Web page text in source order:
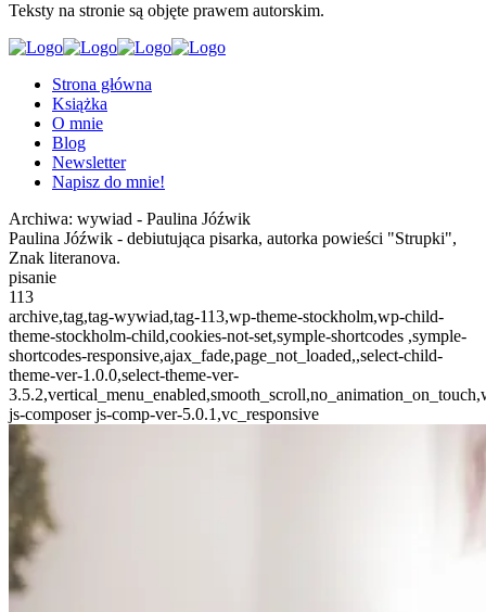
Teksty na stronie są objęte prawem autorskim.
Strona główna
Książka
O mnie
Blog
Newsletter
Napisz do mnie!
Archiwa: wywiad - Paulina Jóźwik
Paulina Jóźwik - debiutująca pisarka, autorka powieści "Strupki",
Znak literanova.
pisanie
113
archive,tag,tag-wywiad,tag-113,wp-theme-stockholm,wp-child-
theme-stockholm-child,cookies-not-set,symple-shortcodes ,symple-
shortcodes-responsive,ajax_fade,page_not_loaded,,select-child-
theme-ver-1.0.0,select-theme-ver-
js-composer js-comp-ver-5.0.1,vc_responsive